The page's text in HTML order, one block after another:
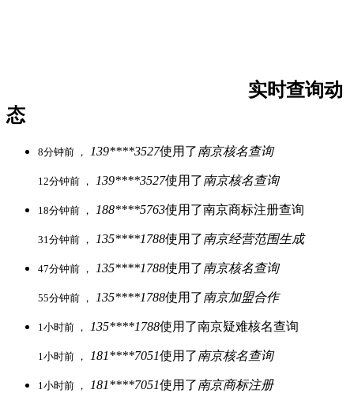
实时查询动
态
8分钟前 ， 139****3527使用了南京核名查询
12分钟前 ， 139****3527使用了南京核名查询
18分钟前 ， 188****5763使用了南京商标注册查询
31分钟前 ， 135****1788使用了南京经营范围生成
47分钟前 ， 135****1788使用了南京核名查询
55分钟前 ， 135****1788使用了南京加盟合作
1小时前 ， 135****1788使用了南京疑难核名查询
1小时前 ， 181****7051使用了南京核名查询
1小时前 ， 181****7051使用了南京商标注册